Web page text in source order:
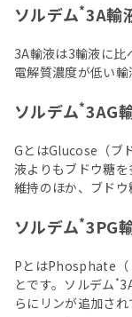
ソルデム*3A輸
3A輸液は3輸液に比
電解質濃度が低い輸
ソルデム*3AG
GとはGlucose（ブ
液よりもブドウ糖
維持のほか、ブドウ
ソルデム*3PG
PとはPhosphate（
とです。ソルデム*
らにリンが追加され